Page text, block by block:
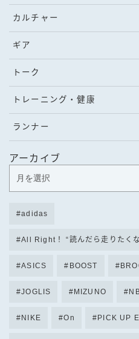
カルチャー
ギア
トーク
トレーニング・健康
ランナー
アーカイブ
adidas
All Right！ “読んだら走りたく
ASICS BOOST
JOGLIS MIZUNO
NIKE On PICK UP